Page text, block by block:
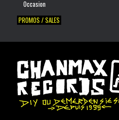
Occasion
PROMOS / SALES